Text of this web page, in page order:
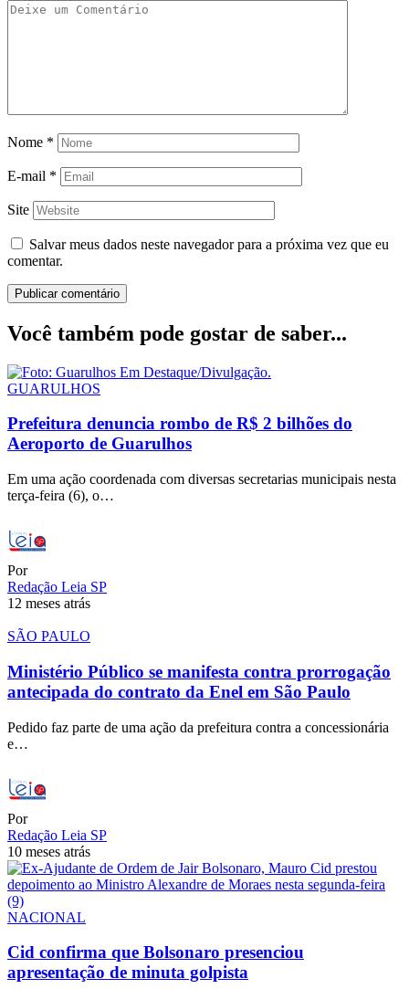
Nome *
E-mail *
Site
Salvar meus dados neste navegador para a próxima vez que eu
comentar.
Você também pode gostar de saber...
GUARULHOS
Prefeitura denuncia rombo de R$ 2 bilhões do
Aeroporto de Guarulhos
Em uma ação coordenada com diversas secretarias municipais nesta
terça-feira (6), o…
Por
Redação Leia SP
12 meses atrás
SÃO PAULO
Ministério Público se manifesta contra prorrogação
antecipada do contrato da Enel em São Paulo
Pedido faz parte de uma ação da prefeitura contra a concessionária
e…
Por
Redação Leia SP
10 meses atrás
NACIONAL
Cid confirma que Bolsonaro presenciou
apresentação de minuta golpista